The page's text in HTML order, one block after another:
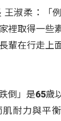
王淑柔：「
裡取得一些
輩在行走上
倒」是65歲
耐力與平